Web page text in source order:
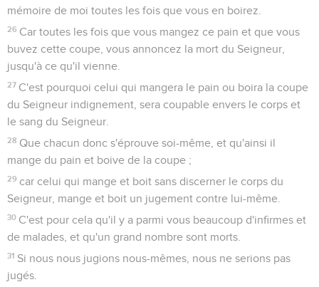
mémoire de moi toutes les fois que vous en boirez.
26 Car toutes les fois que vous mangez ce pain et que vous
buvez cette coupe, vous annoncez la mort du Seigneur,
jusqu'à ce qu'il vienne.
27 C'est pourquoi celui qui mangera le pain ou boira la coupe
du Seigneur indignement, sera coupable envers le corps et
le sang du Seigneur.
28 Que chacun donc s'éprouve soi-même, et qu'ainsi il
mange du pain et boive de la coupe ;
29 car celui qui mange et boit sans discerner le corps du
Seigneur, mange et boit un jugement contre lui-même.
30 C'est pour cela qu'il y a parmi vous beaucoup d'infirmes et
de malades, et qu'un grand nombre sont morts.
31 Si nous nous jugions nous-mêmes, nous ne serions pas
jugés.